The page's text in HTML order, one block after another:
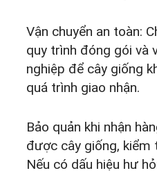
Vận chuyển an toàn:
quy trình đóng gói và
nghiệp để cây giống
quá trình giao nhận.
Bảo quản khi nhận
được cây giống, kiểm
Nếu có dấu hiệu hư